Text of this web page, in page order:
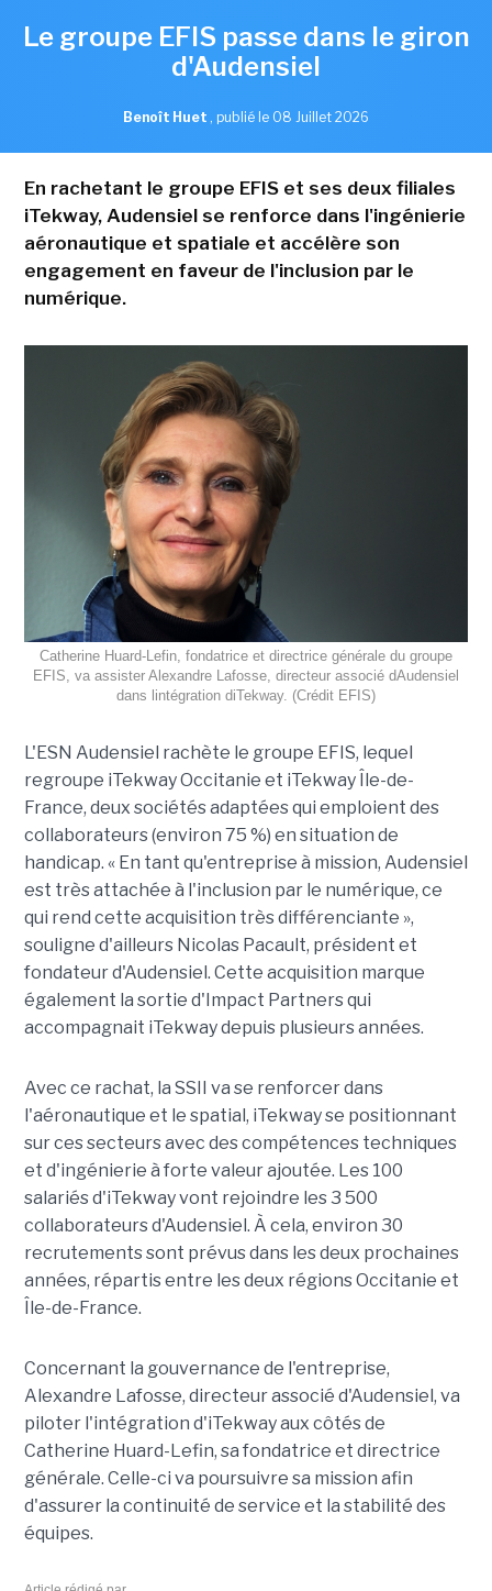
Le groupe EFIS passe dans le giron
d'Audensiel
Benoît Huet , publié le 08 Juillet 2026
En rachetant le groupe EFIS et ses deux filiales
iTekway, Audensiel se renforce dans l'ingénierie
aéronautique et spatiale et accélère son
engagement en faveur de l'inclusion par le
numérique.
Catherine Huard-Lefin, fondatrice et directrice générale du groupe
EFIS, va assister Alexandre Lafosse, directeur associé dAudensiel
dans lintégration diTekway. (Crédit EFIS)
L'ESN Audensiel rachète le groupe EFIS, lequel
regroupe iTekway Occitanie et iTekway Île-de-
France, deux sociétés adaptées qui emploient des
collaborateurs (environ 75 %) en situation de
handicap. « En tant qu'entreprise à mission, Audensiel
est très attachée à l'inclusion par le numérique, ce
qui rend cette acquisition très différenciante »,
souligne d'ailleurs Nicolas Pacault, président et
fondateur d'Audensiel. Cette acquisition marque
également la sortie d'Impact Partners qui
accompagnait iTekway depuis plusieurs années.
Avec ce rachat, la SSII va se renforcer dans
l'aéronautique et le spatial, iTekway se positionnant
sur ces secteurs avec des compétences techniques
et d'ingénierie à forte valeur ajoutée. Les 100
salariés d'iTekway vont rejoindre les 3 500
collaborateurs d'Audensiel. À cela, environ 30
recrutements sont prévus dans les deux prochaines
années, répartis entre les deux régions Occitanie et
Île-de-France.
Concernant la gouvernance de l'entreprise,
Alexandre Lafosse, directeur associé d'Audensiel, va
piloter l'intégration d'iTekway aux côtés de
Catherine Huard-Lefin, sa fondatrice et directrice
générale. Celle-ci va poursuivre sa mission afin
d'assurer la continuité de service et la stabilité des
équipes.